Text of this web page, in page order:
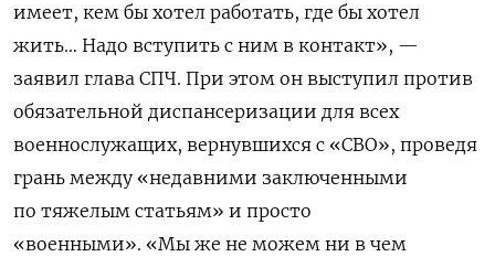
имеет, кем бы хотел работать, где бы хотел
жить… Надо вступить с ним в контакт», —
заявил глава СПЧ. При этом он выступил против
обязательной диспансеризации для всех
военнослужащих, вернувшихся с «СВО», проведя
грань между «недавними заключенными
по тяжелым статьям» и просто
«военными». «Мы же не можем ни в чем